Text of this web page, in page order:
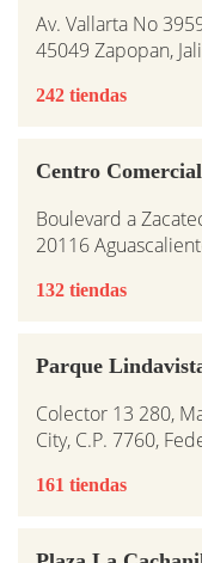
Av. Vallarta No
45049 Zapopan,
242 tiendas
Centro
Boulevard a
20116
132 tiendas
Parque
Colector 13 280,
City, C.P. 7760,
161 tiendas